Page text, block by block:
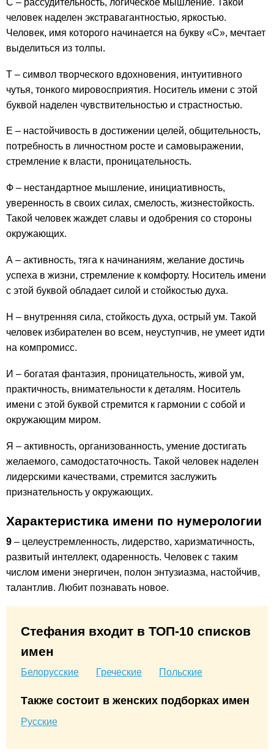
человек наделен экстравагантностью, яркостью.
Человек, имя которого начинается на букву «С», мечтает
выделиться из толпы.
Т – символ творческого вдохновения, интуитивного
чутья, тонкого мировосприятия. Носитель имени с этой
буквой наделен чувствительностью и страстностью.
Е – настойчивость в достижении целей, общительность,
потребность в личностном росте и самовыражении,
стремление к власти, проницательность.
Ф – нестандартное мышление, инициативность,
уверенность в своих силах, смелость, жизнестойкость.
Такой человек жаждет славы и одобрения со стороны
окружающих.
А – активность, тяга к начинаниям, желание достичь
успеха в жизни, стремление к комфорту. Носитель имени
с этой буквой обладает силой и стойкостью духа.
Н – внутренняя сила, стойкость духа, острый ум. Такой
человек избирателен во всем, неуступчив, не умеет идти
на компромисс.
И – богатая фантазия, проницательность, живой ум,
практичность, внимательности к деталям. Носитель
имени с этой буквой стремится к гармонии с собой и
окружающим миром.
Я – активность, организованность, умение достигать
желаемого, самодостаточность. Такой человек наделен
лидерскими качествами, стремится заслужить
признательность у окружающих.
Характеристика имени по нумерологии
9 – целеустремленность, лидерство, харизматичность,
развитый интеллект, одаренность. Человек с таким
числом имени энергичен, полон энтузиазма, настойчив,
талантлив. Любит познавать новое.
Стефания входит в ТОП-10 списков
имен
Белорусские Греческие Польские
Также состоит в женских подборках имен
Русские